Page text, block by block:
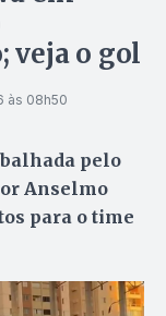
veja o gol
às 08h50
pelo
Anselmo
para o time